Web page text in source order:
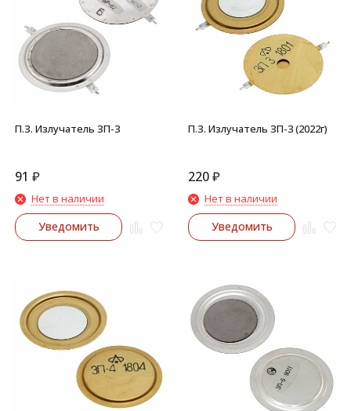
П.З. Излучатель ЗП-3
91 ₽
Нет в наличии
Уведомить
П.З. Излучатель ЗП-3 (2022г)
220₽
Нет в наличии
Уведомить